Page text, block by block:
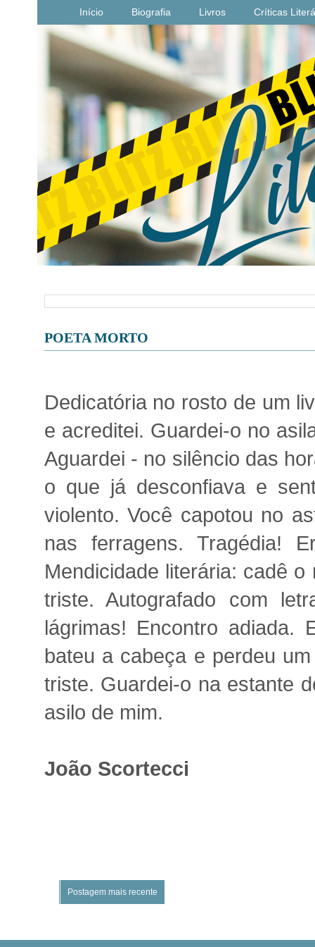
Início Biografia Livros Críticas
POETA MORTO
Dedicatória no rosto de um
e acreditei. Guardei-o no
Aguardei - no silêncio das
o que já desconfiava e
violento. Você capotou no
nas ferragens. Tragédia!
Mendicidade literária: cadê
triste. Autografado com
lágrimas! Encontro adiada.
bateu a cabeça e perdeu
triste. Guardei-o na estante
asilo de mim.
João Scortecci
Postagem mais recente